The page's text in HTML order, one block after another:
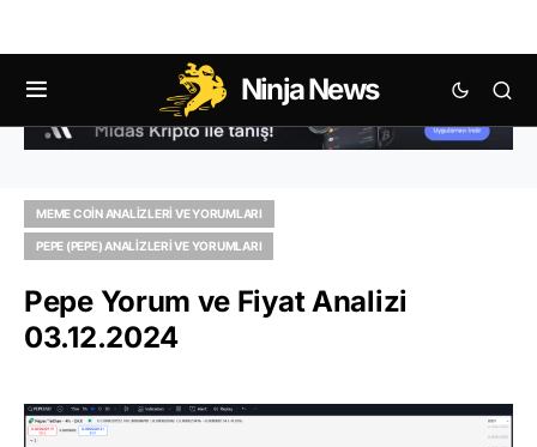
Ninja News
MEME COIN ANALIZLERI VE YORUMLARI
PEPE (PEPE) ANALIZLERI VE YORUMLARI
Pepe Yorum ve Fiyat Analizi
03.12.2024